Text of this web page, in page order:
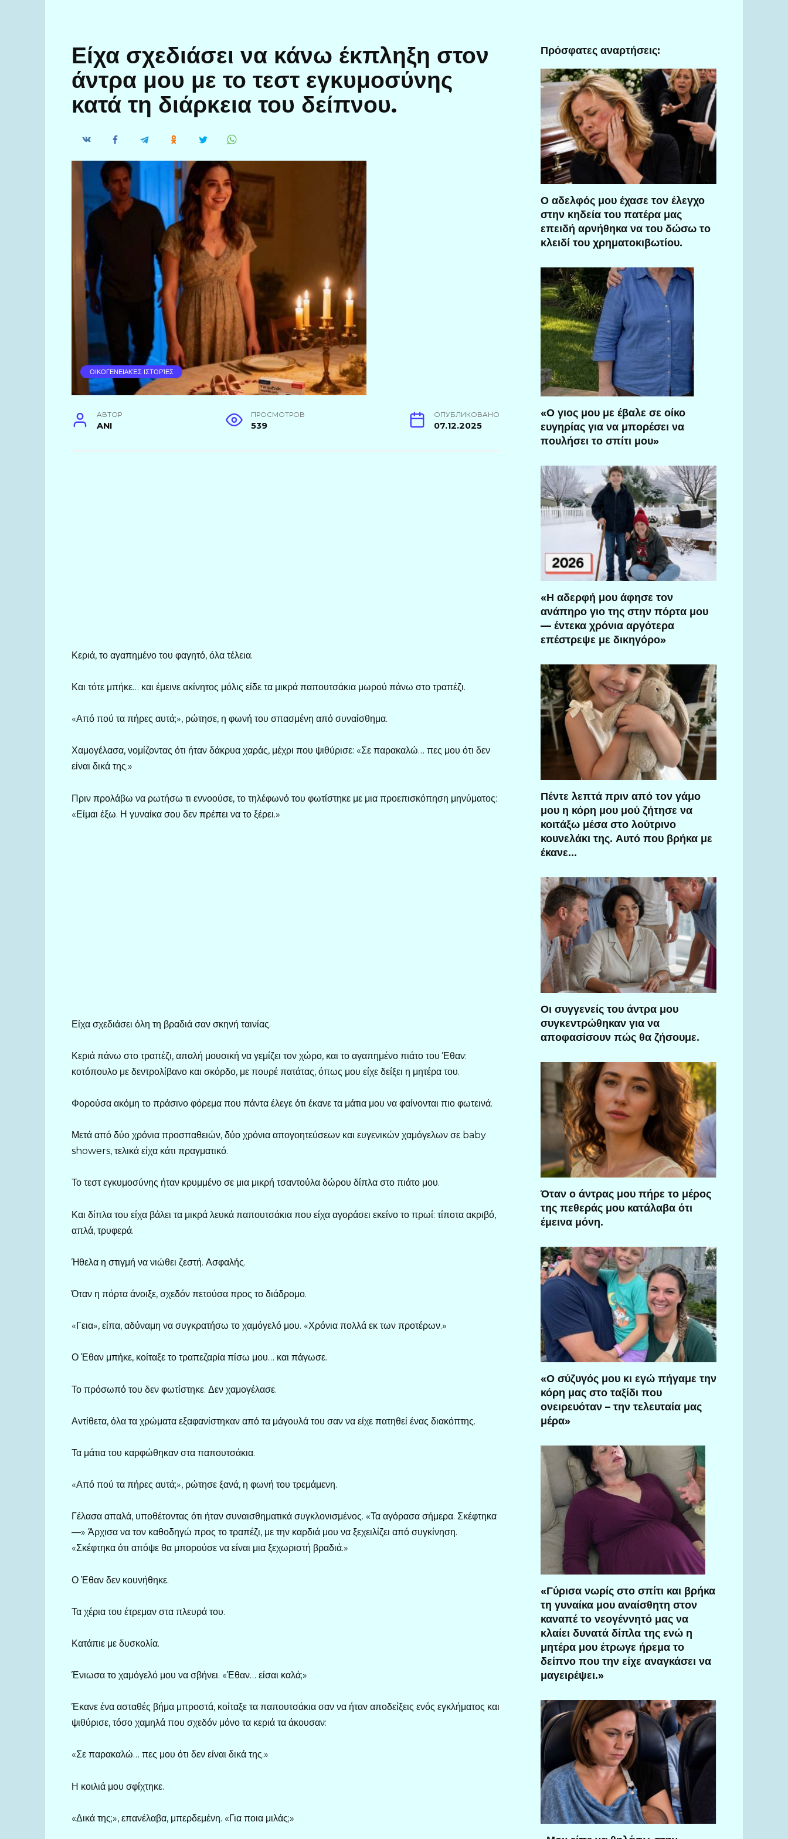
Είχα σχεδιάσει να κάνω έκπληξη στον
άντρα μου με το τεστ εγκυμοσύνης
κατά τη διάρκεια του δείπνου.
ΟΙΚΟΓΕΝΕΙΑΚΈΣ ΙΣΤΟΡΊΕΣ
АВТОР
ANI
ПРОСМОТРОВ
539
ОПУБЛИКОВАНО
07.12.2025
Κεριά, το αγαπημένο του φαγητό, όλα τέλεια.
Και τότε μπήκε… και έμεινε ακίνητος μόλις είδε τα μικρά παπουτσάκια μωρού πάνω στο τραπέζι.
«Από πού τα πήρες αυτά;», ρώτησε, η φωνή του σπασμένη από συναίσθημα.
Χαμογέλασα, νομίζοντας ότι ήταν δάκρυα χαράς, μέχρι που ψιθύρισε: «Σε παρακαλώ… πες μου ότι δεν
είναι δικά της.»
Πριν προλάβω να ρωτήσω τι εννοούσε, το τηλέφωνό του φωτίστηκε με μια προεπισκόπηση μηνύματος:
«Είμαι έξω. Η γυναίκα σου δεν πρέπει να το ξέρει.»
Είχα σχεδιάσει όλη τη βραδιά σαν σκηνή ταινίας.
Κεριά πάνω στο τραπέζι, απαλή μουσική να γεμίζει τον χώρο, και το αγαπημένο πιάτο του Έθαν:
κοτόπουλο με δεντρολίβανο και σκόρδο, με πουρέ πατάτας, όπως μου είχε δείξει η μητέρα του.
Φορούσα ακόμη το πράσινο φόρεμα που πάντα έλεγε ότι έκανε τα μάτια μου να φαίνονται πιο φωτεινά.
Μετά από δύο χρόνια προσπαθειών, δύο χρόνια απογοητεύσεων και ευγενικών χαμόγελων σε baby
showers, τελικά είχα κάτι πραγματικό.
Το τεστ εγκυμοσύνης ήταν κρυμμένο σε μια μικρή τσαντούλα δώρου δίπλα στο πιάτο μου.
Και δίπλα του είχα βάλει τα μικρά λευκά παπουτσάκια που είχα αγοράσει εκείνο το πρωί: τίποτα ακριβό,
απλά, τρυφερά.
Ήθελα η στιγμή να νιώθει ζεστή. Ασφαλής.
Όταν η πόρτα άνοιξε, σχεδόν πετούσα προς το διάδρομο.
«Γεια», είπα, αδύναμη να συγκρατήσω το χαμόγελό μου. «Χρόνια πολλά εκ των προτέρων.»
Ο Έθαν μπήκε, κοίταξε το τραπεζαρία πίσω μου… και πάγωσε.
Το πρόσωπό του δεν φωτίστηκε. Δεν χαμογέλασε.
Αντίθετα, όλα τα χρώματα εξαφανίστηκαν από τα μάγουλά του σαν να είχε πατηθεί ένας διακόπτης.
Τα μάτια του καρφώθηκαν στα παπουτσάκια.
«Από πού τα πήρες αυτά;», ρώτησε ξανά, η φωνή του τρεμάμενη.
Γέλασα απαλά, υποθέτοντας ότι ήταν συναισθηματικά συγκλονισμένος. «Τα αγόρασα σήμερα. Σκέφτηκα
—» Άρχισα να τον καθοδηγώ προς το τραπέζι, με την καρδιά μου να ξεχειλίζει από συγκίνηση.
«Σκέφτηκα ότι απόψε θα μπορούσε να είναι μια ξεχωριστή βραδιά.»
Ο Έθαν δεν κουνήθηκε.
Τα χέρια του έτρεμαν στα πλευρά του.
Κατάπιε με δυσκολία.
Ένιωσα το χαμόγελό μου να σβήνει. «Έθαν… είσαι καλά;»
Έκανε ένα ασταθές βήμα μπροστά, κοίταξε τα παπουτσάκια σαν να ήταν αποδείξεις ενός εγκλήματος και
ψιθύρισε, τόσο χαμηλά που σχεδόν μόνο τα κεριά τα άκουσαν:
«Σε παρακαλώ… πες μου ότι δεν είναι δικά της.»
Η κοιλιά μου σφίχτηκε.
«Δικά της;», επανέλαβα, μπερδεμένη. «Για ποια μιλάς;»
Πρόσφατες αναρτήσεις:
Ο αδελφός μου έχασε τον έλεγχο
στην κηδεία του πατέρα μας
επειδή αρνήθηκα να του δώσω το
κλειδί του χρηματοκιβωτίου.
«Ο γιος μου με έβαλε σε οίκο
ευγηρίας για να μπορέσει να
πουλήσει το σπίτι μου»
«Η αδερφή μου άφησε τον
ανάπηρο γιο της στην πόρτα μου
— έντεκα χρόνια αργότερα
επέστρεψε με δικηγόρο»
Πέντε λεπτά πριν από τον γάμο
μου η κόρη μου μού ζήτησε να
κοιτάξω μέσα στο λούτρινο
κουνελάκι της. Αυτό που βρήκα με
έκανε…
Οι συγγενείς του άντρα μου
συγκεντρώθηκαν για να
αποφασίσουν πώς θα ζήσουμε.
Όταν ο άντρας μου πήρε το μέρος
της πεθεράς μου κατάλαβα ότι
έμεινα μόνη.
«Ο σύζυγός μου κι εγώ πήγαμε την
κόρη μας στο ταξίδι που
ονειρευόταν – την τελευταία μας
μέρα»
«Γύρισα νωρίς στο σπίτι και βρήκα
τη γυναίκα μου αναίσθητη στον
καναπέ το νεογέννητό μας να
κλαίει δυνατά δίπλα της ενώ η
μητέρα μου έτρωγε ήρεμα το
δείπνο που την είχε αναγκάσει να
μαγειρέψει.»